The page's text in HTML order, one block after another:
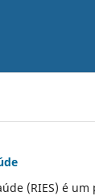
(RIES) é um